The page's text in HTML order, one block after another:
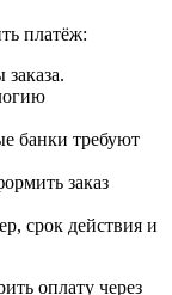
платёж:
заказа.
банки требуют
заказ
срок действия и
оплату через